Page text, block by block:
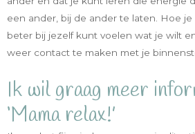
een ander, bij de ander te laten. Hoe
beter bij jezelf kunt voelen wat je wilt
weer contact te maken met je
Ik wil graag meer
‘Mama relax!’